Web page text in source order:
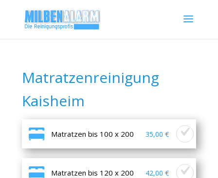
Matratzenreinigung
Kaisheim
Matratzen bis 100 x 200 35,00 €
Matratzen bis 120 x 200 42,00 €